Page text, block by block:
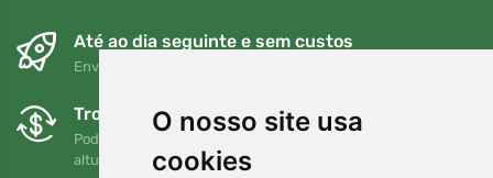
O nosso site usa
cookies
Até ao dia seguinte e sem custos
Envio gratuito para encomendas superiores a 80 EUR
Trocas e devoluções gratuitas
Pode devolver ou trocar a sua encomenda em qualquer
altura no prazo de 90 dias